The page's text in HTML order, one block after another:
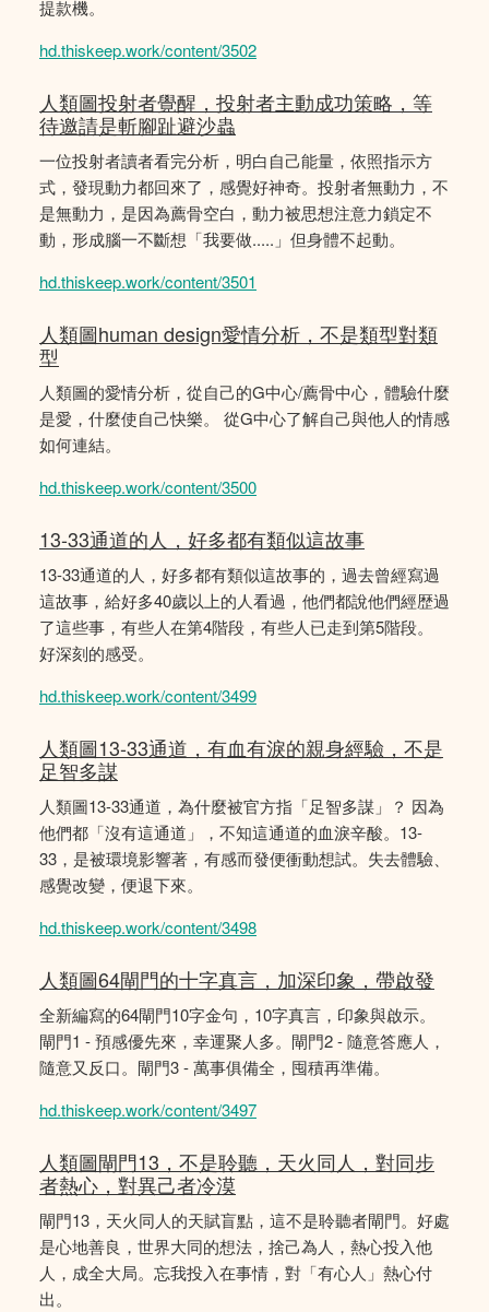
提款機。
hd.thiskeep.work/content/3502
人類圖投射者覺醒，投射者主動成功策略，等
待邀請是斬腳趾避沙蟲
一位投射者讀者看完分析，明白自己能量，依照指示方
式，發現動力都回來了，感覺好神奇。投射者無動力，不
是無動力，是因為薦骨空白，動力被思想注意力鎖定不
動，形成腦一不斷想「我要做.....」但身體不起動。
hd.thiskeep.work/content/3501
人類圖human design愛情分析，不是類型對類
型
人類圖的愛情分析，從自己的G中心/薦骨中心，體驗什麼
是愛，什麼使自己快樂。 從G中心了解自己與他人的情感
如何連結。
hd.thiskeep.work/content/3500
13-33通道的人，好多都有類似這故事
13-33通道的人，好多都有類似這故事的，過去曾經寫過
這故事，給好多40歲以上的人看過，他們都說他們經歴過
了這些事，有些人在第4階段，有些人已走到第5階段。
好深刻的感受。
hd.thiskeep.work/content/3499
人類圖13-33通道，有血有淚的親身經驗，不是
足智多謀
人類圖13-33通道，為什麼被官方指「足智多謀」？ 因為
他們都「沒有這通道」，不知這通道的血淚辛酸。13-
33，是被環境影響著，有感而發便衝動想試。失去體驗、
感覺改變，便退下來。
hd.thiskeep.work/content/3498
人類圖64閘門的十字真言，加深印象，帶啟發
全新編寫的64閘門10字金句，10字真言，印象與啟示。
閘門1 - 預感優先來，幸運聚人多。閘門2 - 隨意答應人，
隨意又反口。閘門3 - 萬事俱備全，囤積再準備。
hd.thiskeep.work/content/3497
人類圖閘門13，不是聆聽，天火同人，對同步
者熱心，對異己者冷漠
閘門13，天火同人的天賦盲點，這不是聆聽者閘門。好處
是心地善良，世界大同的想法，捨己為人，熱心投入他
人，成全大局。忘我投入在事情，對「有心人」熱心付
出。